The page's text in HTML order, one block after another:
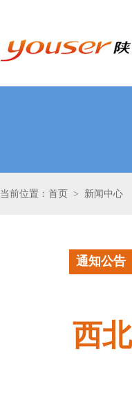
当前位置：首页 > 新闻中心
通知公告
西